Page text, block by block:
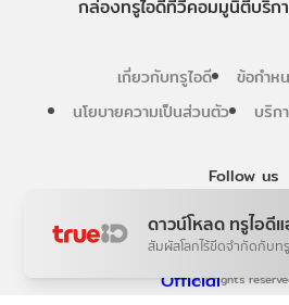
ดาวน์โหลด ทรูไอดี
สัมผัสโลกไร้ขีดจำกัดกับท
Follow us
All rights
กล่องทรูไอดีทีวีคอมมูนิตี้บริก
เกี่ยวกับทรูไอดี
ข้อกำห
นโยบายความเป็นส่วนตัว
บริก